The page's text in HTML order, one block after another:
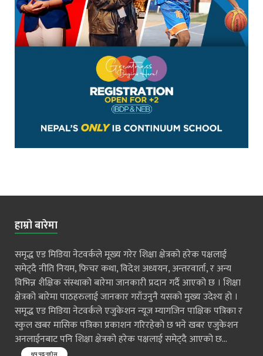
हाम्रो बारेमा
समृद्ध एड मिडिया नेटवर्कले मूख्य गरेर शिक्षा क्षेत्रको हरेक पक्षलाई
समेट्दै नीति नियम, फिचर कथा, विदेश अध्ययन, अन्तरवार्ता, र अन्य
विभिन्न शैक्षिक संस्थाको बारेमा जानकारी प्रदान गर्दै आएको छ । शिक्षा
क्षेत्रको बारेमा पाठहरुलाई जानकार गराँउनुनै यसको मुख्य उदेश्य हो ।
समृद्ध एड मिडिया नेटवर्कले एजुकेशन न्यूज म्यागजिन पाक्षिक पत्रिका र
स्कुल खबर मासिक पत्रिका प्रकाशन गरिरहेको छ भने खबर एजुकेशन
अनलाईनबाट पनि शिक्षा क्षेत्रको हरेक पक्षलाई समेट्दै आएको छ...
थप पढ्नुहोस्